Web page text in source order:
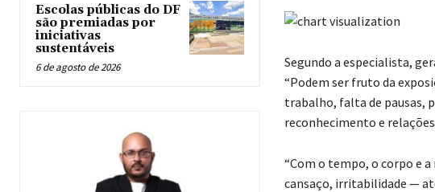
Escolas públicas do DF
são premiadas por
iniciativas
sustentáveis
6 de agosto de 2026
Segundo a especialista,
“Podem ser fruto da
trabalho, falta de pausas,
reconhecimento e
“Com o tempo, o corpo e
cansaço, irritabilidade —